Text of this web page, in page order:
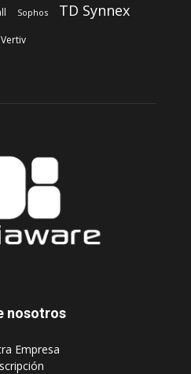
Sophos TD Synnex
Vertiv
nosotros
Empresa